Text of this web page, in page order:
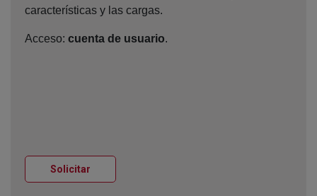
características y las cargas.
Acceso: cuenta de usuario.
Solicitar